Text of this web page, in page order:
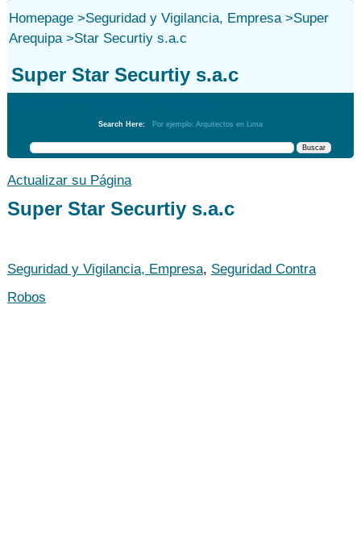
Homepage>Seguridad y Vigilancia, Empresa>
Arequipa>
Super
Star Securtiy s.a.c
Super Star Securtiy s.a.c
Search Here: Por ejemplo: Arquitectos en Lima
Actualizar su Página
Super Star Securtiy s.a.c
Seguridad y Vigilancia, Empresa, Seguridad Contra
Robos